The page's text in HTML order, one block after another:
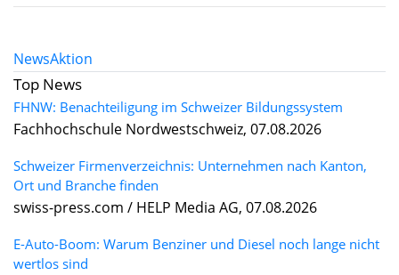
NewsAktion
Top News
FHNW: Benachteiligung im Schweizer Bildungssystem
Fachhochschule Nordwestschweiz, 07.08.2026
Schweizer Firmenverzeichnis: Unternehmen nach Kanton,
Ort und Branche finden
swiss-press.com / HELP Media AG, 07.08.2026
E-Auto-Boom: Warum Benziner und Diesel noch lange nicht
wertlos sind